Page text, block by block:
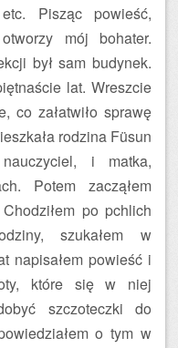
Pisząc powieść,
mój bohater.
był sam budynek.
lat. Wreszcie
co załatwiło sprawę
rodzina Füsun
i matka,
Potem zacząłem
po pchlich
szukałem w
napisałem powieść i
które się w niej
szczoteczki do
o tym w